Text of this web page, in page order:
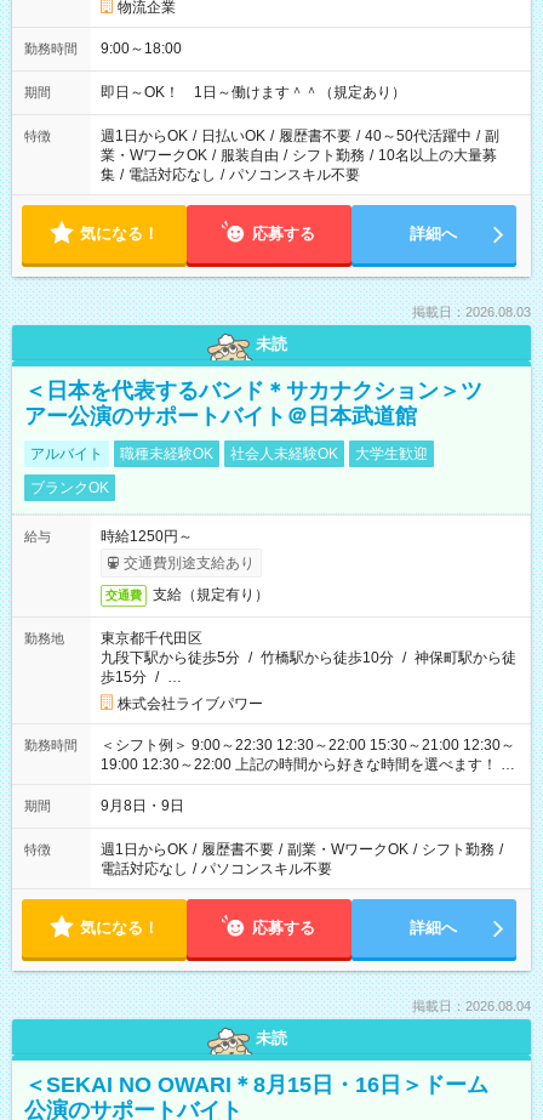
物流企業
勤務時間 9:00～18:00
期間 即日～OK！ 1日～働けます＾＾（規定あり）
特徴 週1日からOK / 日払いOK / 履歴書不要 / 40～50代活躍中 / 副
業・WワークOK / 服装自由 / シフト勤務 / 10名以上の大量募
集 / 電話対応なし / パソコンスキル不要
気になる！ 応募する 詳細へ
掲載日：2026.08.03
未読
＜日本を代表するバンド＊サカナクション＞ツ
アー公演のサポートバイト＠日本武道館
アルバイト 職種未経験OK 社会人未経験OK
大学生歓迎
ブランクOK
給与
時給1250円～
交通費別途支給あり
交通費 支給（規定有り）
勤務地
東京都千代田区
九段下駅から徒歩5分 / 竹橋駅から徒歩10分 / 神保町駅から徒
歩15分 / …
株式会社ライブパワー
勤務時間
＜シフト例＞ 9:00～22:30 12:30～22:00 15:30～21:00 12:30～
19:00 12:30～22:00 上記の時間から好きな時間を選べます！ ※
時間は変更となる可能性があります
期間 9月8日・9日
特徴 週1日からOK / 履歴書不要 / 副業・WワークOK / シフト勤務 /
電話対応なし / パソコンスキル不要
気になる！ 応募する 詳細へ
掲載日：2026.08.04
未読
＜SEKAI NO OWARI＊8月15日・16日＞ドーム
公演のサポートバイト